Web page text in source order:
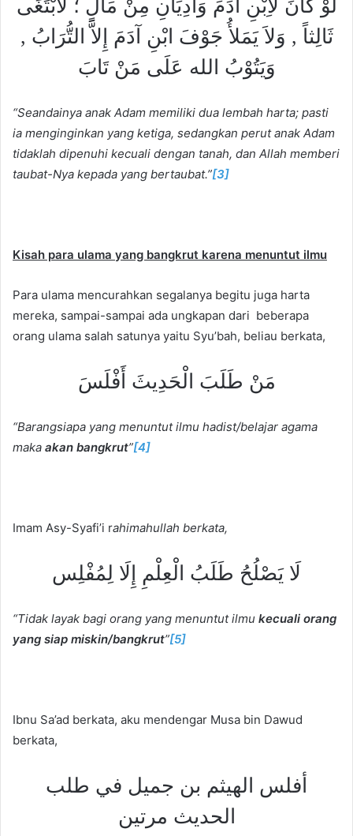
لَوْ كَانَ لاِبْنِ آدَمَ وَادِيَانِ مِنْ مَالٍ ؛ لاَبْتَغَى
ثَالِثاً , وَلاَ يَمَلأُ جَوْفَ ابْنِ آدَمَ إِلاَّ التُّرَابُ ,
وَيَتُوْبُ الله عَلَى مَنْ تَابَ
“Seandainya anak Adam memiliki dua lembah harta; pasti
ia menginginkan yang ketiga, sedangkan perut anak Adam
tidaklah dipenuhi kecuali dengan tanah, dan Allah memberi
taubat-Nya kepada yang bertaubat.”[3]
Kisah para ulama yang bangkrut karena menuntut ilmu
Para ulama mencurahkan segalanya begitu juga harta
mereka, sampai-sampai ada ungkapan dari beberapa
orang ulama salah satunya yaitu Syu’bah, beliau berkata,
مَنْ طَلَبَ الْحَدِيثَ أَفْلَسَ
“Barangsiapa yang menuntut ilmu hadist/belajar agama
maka akan bangkrut”[4]
Imam Asy-Syafi’i rahimahullah berkata,
لَا يَصْلُحُ طَلَبُ الْعِلْمِ إِلَا لِمُفْلِس
“Tidak layak bagi orang yang menuntut ilmu kecuali orang
yang siap miskin/bangkrut”[5]
Ibnu Sa’ad berkata, aku mendengar Musa bin Dawud
berkata,
أفلس الهيثم بن جميل في طلب
الحديث مرتين